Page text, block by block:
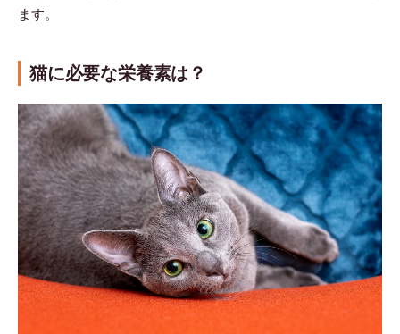
ます。
猫に必要な栄養素は？